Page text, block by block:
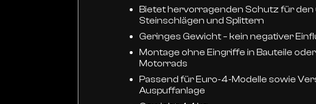
Bietet hervorragenden Schutz für
Steinschlägen und Splittern
Geringes Gewicht – kein negativer
Montage ohne Eingriffe in Bauteile
Motorrads
Passend für Euro-4-Modelle sowie
Auspuffanlage